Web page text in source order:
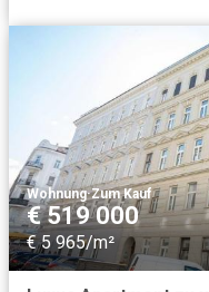
Wohnung·Zum Kauf
€ 519 000
€ 5 965/m²